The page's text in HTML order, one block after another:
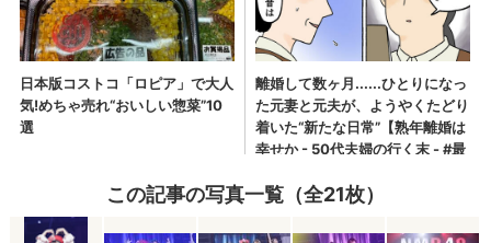
この記事の写真一覧（全21枚）